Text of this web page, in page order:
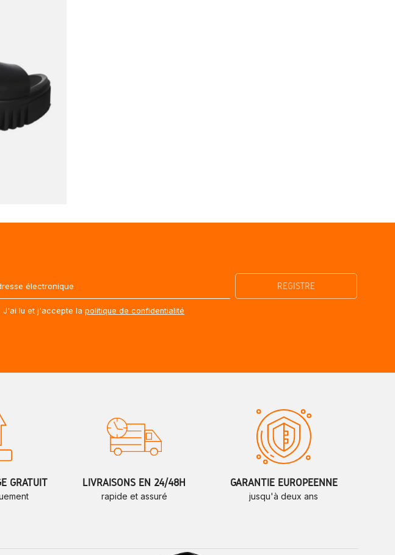
J'ai lu et j'accepte la politique de confidentialité
GRATUIT LIVRAISONS EN 24/48H
rapide et assuré
GARANTIE EUROPÉENNE
jusqu'à deux ans